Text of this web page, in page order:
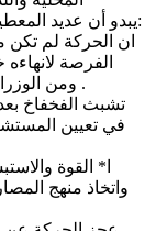
يبدو أن عديد المعطيات جعلت حركة النهضة تضحي بالحكومة اهمها:
الفرصة
ومن الوزراء المكونين الحكومة ومنهم وزراء حركة النهضة .
في تعيين
ا* القوة
واتخاذ منهج